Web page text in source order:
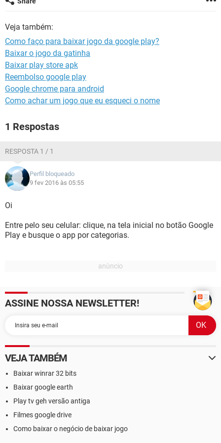
GUIA DE COMPRAS
Veja também:
Como faço para baixar jogo da google play?
Baixar o jogo da gatinha
Baixar play store apk
Reembolso google play
Google chrome para android
Como achar um jogo que eu esqueci o nome
1 Respostas
RESPOSTA 1 / 1
Perfil bloqueado
9 fev 2016 às 05:55
Oi
Entre pelo seu celular: clique, na tela inicial no botão Google
Play e busque o app por categorias.
ASSINE NOSSA NEWSLETTER!
VEJA TAMBÉM
Baixar winrar 32 bits
Baixar google earth
Play tv geh versão antiga
Filmes google drive
Como baixar o negócio de baixar jogo